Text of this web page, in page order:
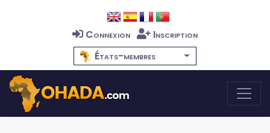
Connexion
Inscription
États-membres